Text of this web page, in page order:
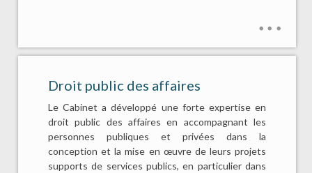
Droit public des affaires
Le Cabinet a développé une forte expertise en
droit public des affaires en accompagnant les
personnes publiques et privées dans la
conception et la mise en œuvre de leurs projets
supports de services publics, en particulier dans